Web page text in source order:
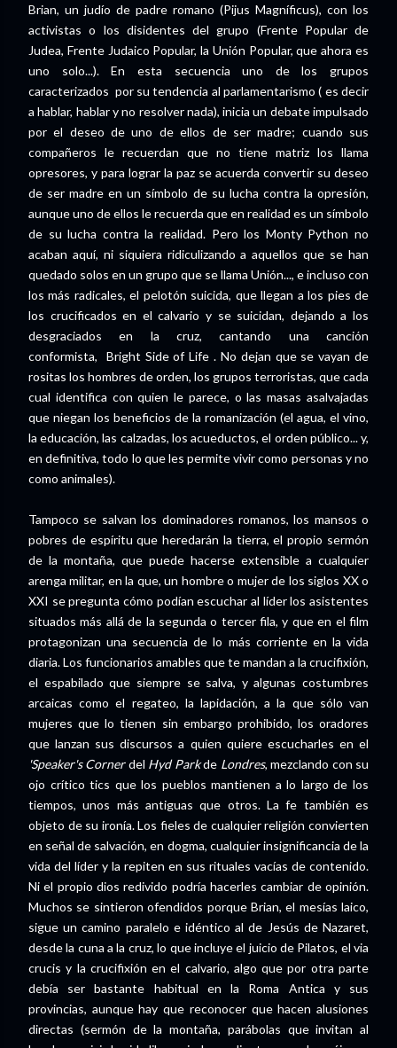
Brian, un judío de padre romano (Pijus Magníficus), con los
activistas o los disidentes del grupo (Frente Popular de
Judea, Frente Judaico Popular, la Unión Popular, que ahora es
uno solo...). En esta secuencia uno de los grupos
caracterizados por su tendencia al parlamentarismo ( es decir
a hablar, hablar y no resolver nada), inicia un debate impulsado
por el deseo de uno de ellos de ser madre; cuando sus
compañeros le recuerdan que no tiene matriz los llama
opresores, y para lograr la paz se acuerda convertir su deseo
de ser madre en un símbolo de su lucha contra la opresión,
aunque uno de ellos le recuerda que en realidad es un símbolo
de su lucha contra la realidad. Pero los Monty Python no
acaban aquí, ni siquiera ridiculizando a aquellos que se han
quedado solos en un grupo que se llama Unión..., e incluso con
los más radicales, el pelotón suicida, que llegan a los pies de
los crucificados en el calvario y se suicidan, dejando a los
desgraciados en la cruz, cantando una canción
conformista,
Bright Side of Life . No dejan que se vayan de
rositas los hombres de orden, los grupos terroristas, que cada
cual identifica con quien le parece, o las masas asalvajadas
que niegan los beneficios de la romanización (el agua, el vino,
la educación, las calzadas, los acueductos, el orden público... y,
en definitiva, todo lo que les permite vivir como personas y no
como animales).
Tampoco se salvan los dominadores romanos, los mansos o
pobres de espíritu que heredarán la tierra, el propio sermón
de la montaña, que puede hacerse extensible a cualquier
arenga militar, en la que, un hombre o mujer de los siglos XX o
XXI se pregunta cómo podían escuchar al líder los asistentes
situados más allá de la segunda o tercer fila, y que en el film
protagonizan una secuencia de lo más corriente en la vida
diaria. Los funcionarios amables que te mandan a la crucifixión,
el espabilado que siempre se salva, y algunas costumbres
arcaicas como el regateo, la lapidación, a la que sólo van
mujeres que lo tienen sin embargo prohibido, los oradores
que lanzan sus discursos a quien quiere escucharles en el
'Speaker's Cornerdel Hyd Parkde Londres, mezclando con su
ojo crítico tics que los pueblos mantienen a lo largo de los
tiempos, unos más antiguas que otros. La fe también es
objeto de su ironía. Los fieles de cualquier religión convierten
en señal de salvación, en dogma, cualquier insignificancia de la
vida del líder y la repiten en sus rituales vacías de contenido.
Ni el propio dios redivido podría hacerles cambiar de opinión.
Muchos se sintieron ofendidos porque Brian, el mesías laico,
sigue un camino paralelo e idéntico al de Jesús de Nazaret,
desde la cuna a la cruz, lo que incluye el juicio de Pilatos, el via
crucis y la crucifixión en el calvario, algo que por otra parte
debía ser bastante habitual en la Roma Antica y sus
provincias, aunque hay que reconocer que hacen alusiones
directas (sermón de la montaña, parábolas que invitan al